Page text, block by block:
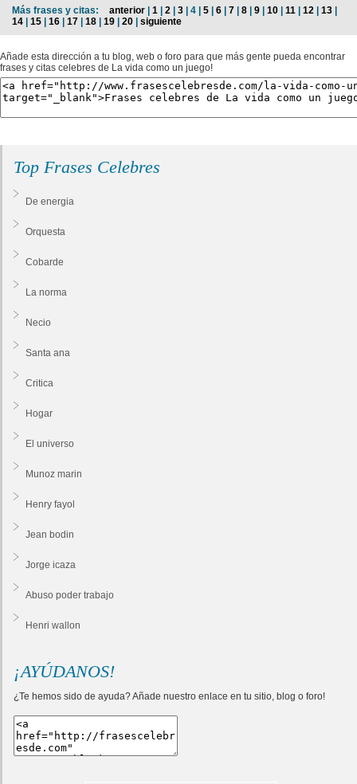
Más frases y citas: anterior | 1 | 2 | 3 | 4 | 5 | 6 | 7 | 8 | 9 | 10 | 11 | 12 | 13 |
14 | 15 | 16 | 17 | 18 | 19 | 20 | siguiente
Añade esta dirección a tu blog, web o foro para que más gente pueda encontrar
frases y citas celebres de La vida como un juego!
Top Frases Celebres
De energia
Orquesta
Cobarde
La norma
Necio
Santa ana
Critica
Hogar
El universo
Munoz marin
Henry fayol
Jean bodin
Jorge icaza
Abuso poder trabajo
Henri wallon
¡AYÚDANOS!
¿Te hemos sido de ayuda? Añade nuestro enlace en tu sitio, blog o foro!